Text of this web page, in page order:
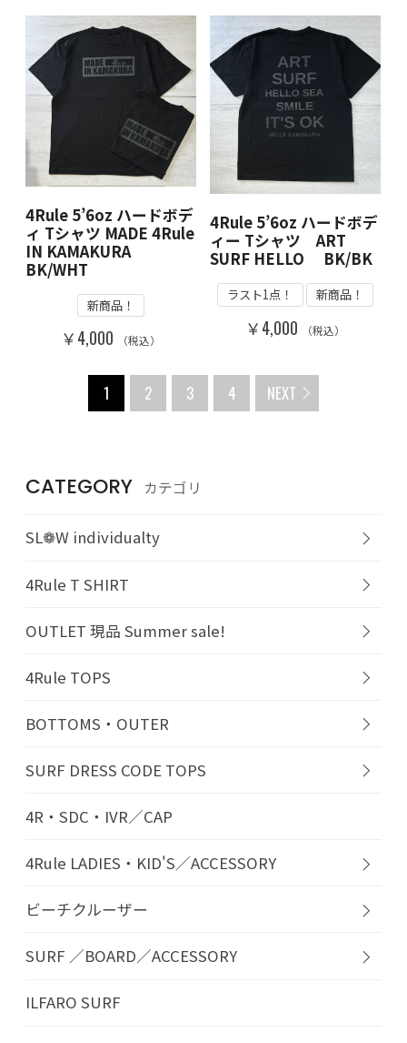
CATEGORY カテゴリ
SL❁W individualty
4Rule T SHIRT
OUTLET 現品 Summer sale!
4Rule TOPS
BOTTOMS・OUTER
SURF DRESS CODE TOPS
4R・SDC・IVR／CAP
4Rule LADIES・KID'S／ACCESSORY
ビーチクルーザー
SURF ／BOARD／ACCESSORY
ILFARO SURF
4Rule 5’6oz ハードボデ
ィ Tシャツ MADE 4Rule
IN KAMAKURA
BK/WHT
新商品！
￥4,000 （税込）
4Rule 5’6oz ハードボデ
ィー Tシャツ ART
SURF HELLO BK/BK
ラスト1点！ 新商品！
￥4,000 （税込）
1 2 3 4 NEXT